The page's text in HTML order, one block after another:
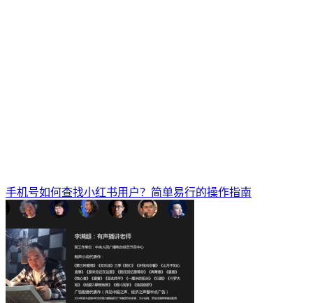
手机号如何查找小红书用户？简单易行的操作指南